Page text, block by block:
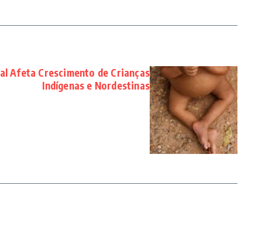
Afeta Crescimento de Crianças
Indígenas e Nordestinas